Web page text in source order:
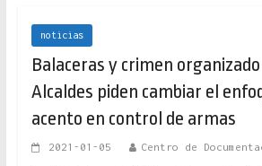
noticias
Balaceras y crimen
Alcaldes piden cambiar el
acento en control de armas
2021-01-05 Centro de